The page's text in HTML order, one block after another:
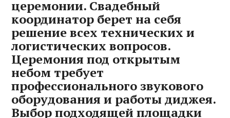
церемонии. Свадебный
координатор берет на себя
решение всех технических и
логистических вопросов.
Церемония под открытым
небом требует
профессионального звукового
оборудования и работы диджея.
Выбор подходящей площадки